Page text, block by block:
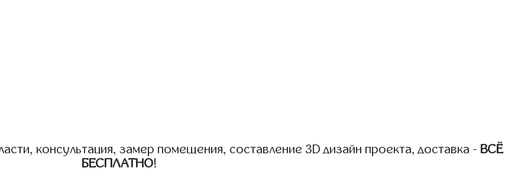
консультация, замер помещения, составление 3D дизайн проекта, доставка - ВСЁ
БЕСПЛАТНО!